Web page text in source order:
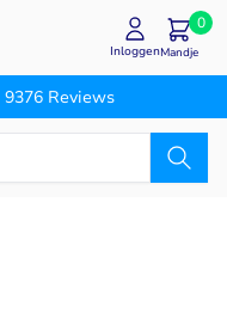
9376 Reviews
InloggenMandje
0